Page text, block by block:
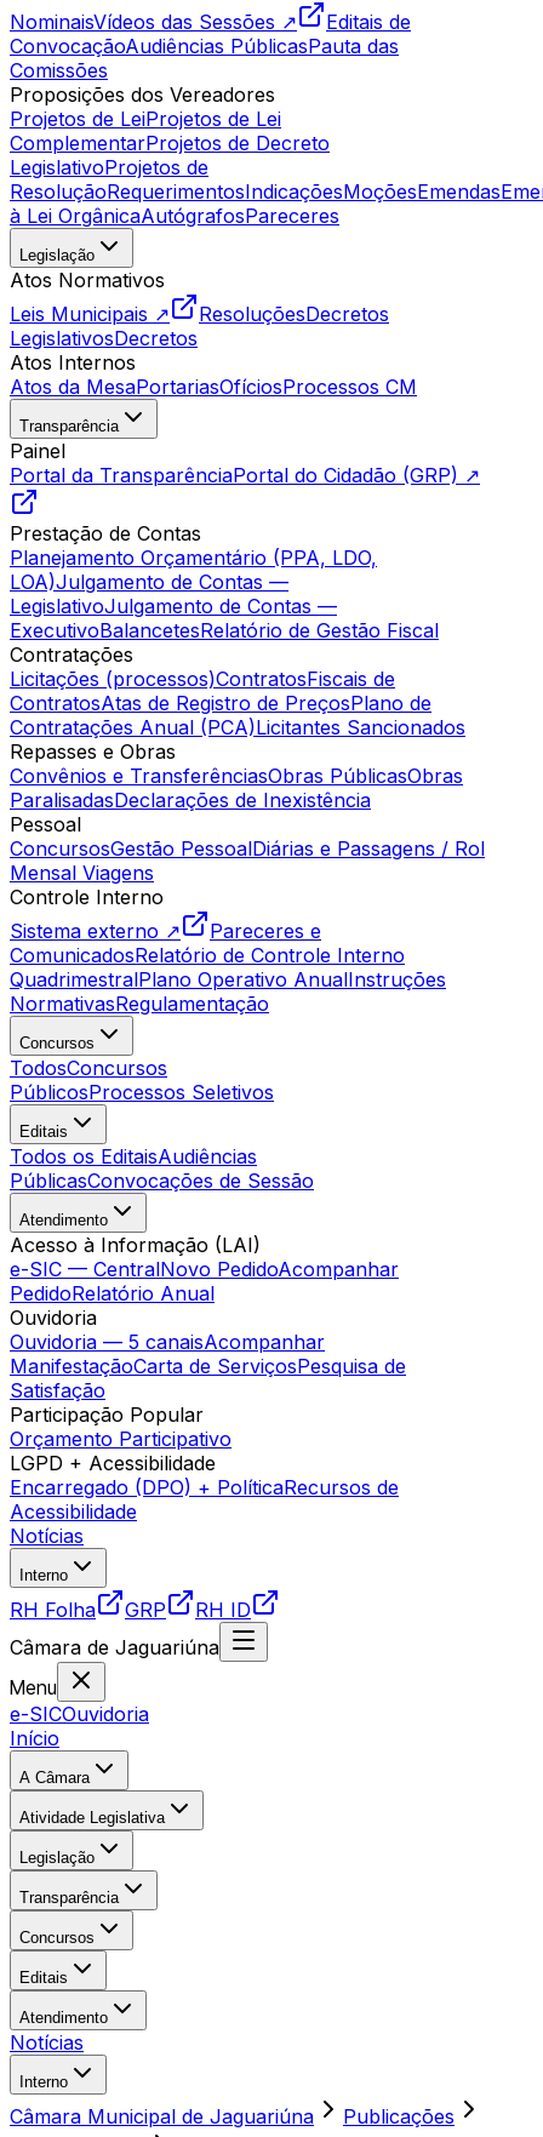
NominaisVídeos das Sessões ↗
Editais de
ConvocaçãoAudiências PúblicasPauta das
Comissões
Proposições dos Vereadores
Projetos de LeiProjetos de Lei
ComplementarProjetos de Decreto
LegislativoProjetos de
ResoluçãoRequerimentosIndicaçõesMoçõesEmendas
à Lei OrgânicaAutógrafosPareceres
Legislação
Atos Normativos
Leis Municipais ↗
ResoluçõesDecretos
LegislativosDecretos
Atos Internos
Atos da MesaPortariasOfíciosProcessos CM
Transparência
Painel
Portal da TransparênciaPortal do Cidadão (GRP) ↗
Prestação de Contas
Planejamento Orçamentário (PPA, LDO,
LOA)Julgamento de Contas —
LegislativoJulgamento de Contas —
ExecutivoBalancetesRelatório de Gestão Fiscal
Contratações
Licitações (processos)ContratosFiscais de
ContratosAtas de Registro de PreçosPlano de
Contratações Anual (PCA)Licitantes Sancionados
Repasses e Obras
Convênios e TransferênciasObras PúblicasObras
ParalisadasDeclarações de Inexistência
Pessoal
ConcursosGestão PessoalDiárias e Passagens / Rol
Mensal Viagens
Controle Interno
Sistema externo ↗
Pareceres e
ComunicadosRelatório de Controle Interno
QuadrimestralPlano Operativo AnualInstruções
NormativasRegulamentação
Concursos
TodosConcursos
PúblicosProcessos Seletivos
Editais
Todos os EditaisAudiências
PúblicasConvocações de Sessão
Atendimento
Acesso à Informação (LAI)
e-SIC — CentralNovo PedidoAcompanhar
PedidoRelatório Anual
Ouvidoria
Ouvidoria — 5 canaisAcompanhar
ManifestaçãoCarta de ServiçosPesquisa de
Satisfação
Participação Popular
Orçamento Participativo
LGPD + Acessibilidade
Encarregado (DPO) + PolíticaRecursos de
Acessibilidade
Notícias
Interno
RH Folha GRP
RH ID
Câmara de Jaguariúna
Menu
e-SICOuvidoria
Início
A Câmara
Atividade Legislativa
Legislação
Transparência
Concursos
Editais
Atendimento
Notícias
Interno
Câmara Municipal de Jaguariúna
Publicações